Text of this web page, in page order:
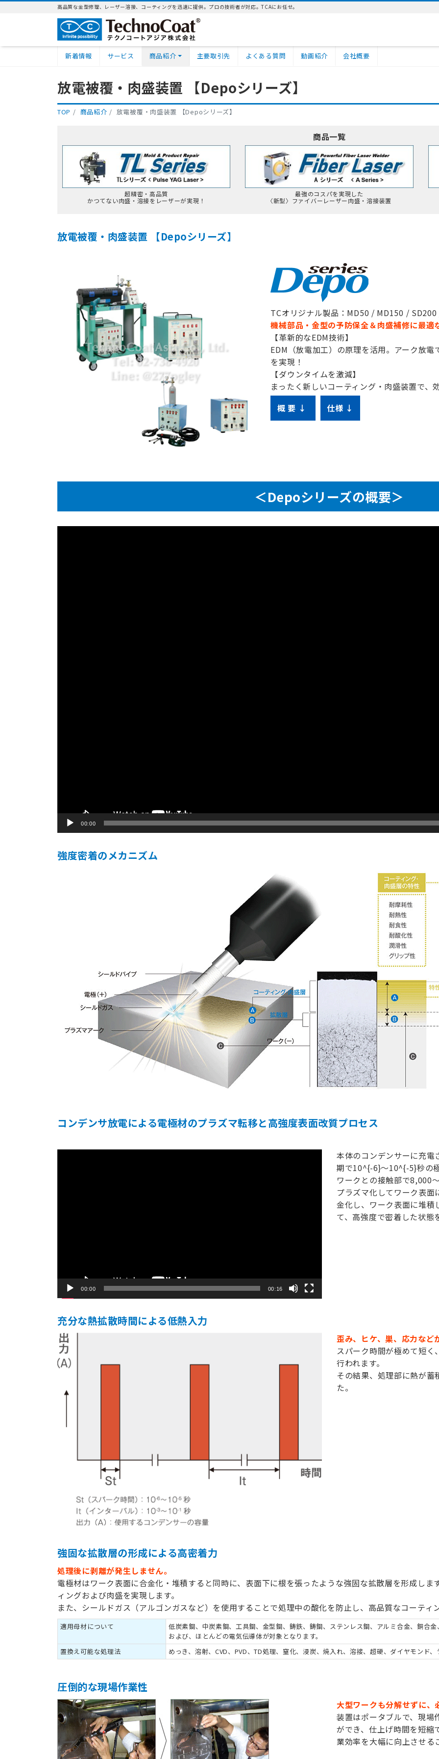
高品質な金型修理、レーザー溶接、コーティングを迅速に提供。プロの技術者が対応。TCAにお任せ。
新着情報 サービス 商品紹介 主要取引先 よくある質問 動画紹介 会社概要
放電被覆・肉盛装置 【Depoシリーズ】
TOP 商品紹介 放電被覆・肉盛装置 【Depoシリーズ】
商品一覧
超精密・高品質
かつてない肉盛・溶接をレーザーが実現！
最強のコスパを実現した
〈新型〉ファイバーレーザー肉盛・溶接装置
放電被覆・肉盛装置 【Depoシリーズ】
TCオリジナル製品：MD50 / MD150 /
機械部品・金型の予防保全＆肉盛補修に最適
【革新的なEDM技術】
EDM（放電加工）の原理を活用。アーク放
を実現！
【ダウンタイムを激減】
まったく新しいコーティング・肉盛装置で、
概 要 ↓
仕様 ↓
＜Depoシリーズの概要＞
00:00
強度密着のメカニズム
コンデンサ放電による電極材のプラズマ転移と高強度表面改質プロセス
00:00 00:16
本体のコンデンサーに充
期で10^{-6}〜10^{-5}秒の
ワークとの接触部で8,000
プラズマ化してワーク表
金化し、ワーク表面に堆積
て、高強度で密着した状態
充分な熱拡散時間による低熱入力
歪み、ヒケ、巣、応力など
スパーク時間が極めて短
行われます。
その結果、処理部に熱が蓄
た。
強固な拡散層の形成による高密着力
処理後に剥離が発生しません。
電極材はワーク表面に合金化・堆積すると同時に、表面下に根を張ったような強固な拡散層を形成しま
ィングおよび肉盛を実現します。
また、シールドガス（アルゴンガスなど）を使用することで処理中の酸化を防止し、高品質なコーティ
適用母材について
低炭素鋼、中炭素鋼、工具鋼、金型鋼、鋳鉄、鋳鋼、ステンレス鋼、アルミ合金、銅合
および、ほとんどの電気伝導体が対象となります。
置換え可能な処理法
めっき、溶射、CVD、PVD、TD処理、窒化、浸炭、焼入れ、溶接、超硬、ダイヤモンド
圧倒的な現場作業性
大型ワークも分解せずに、
装置はポータブルで、現場
ができ、仕上げ時間を短縮
業効率を大幅に向上させる